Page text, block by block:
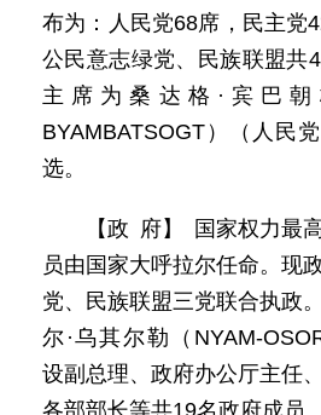
布为：人民党68席，民主党
公民意志绿党、民族联盟共
主席为桑达格·宾巴朝
BYAMBATSOGT）（人民
选。
【政 府】 国家权力最
员由国家大呼拉尔任命。现
党、民族联盟三党联合执政
尔·乌其尔勒（NYAM-
设副总理、政府办公厅主任
各部部长等共19名政府成员。